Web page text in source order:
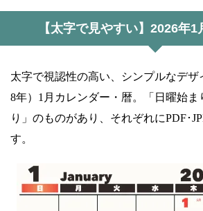
【太字で見やすい】2026年
太字で視認性の高い、シンプルなデザ
8年）1月カレンダー・暦。「日曜始ま
り」のものがあり、それぞれにPDF･
す。